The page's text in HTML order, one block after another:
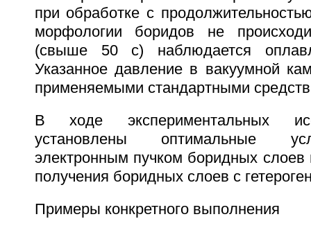
при обработке с
морфологии боридов не
(свыше 50 с) наблюдается
Указанное давление в вакуумной
применяемыми стандартными
В ходе экспериментальных
установлены оптимальные
электронным пучком боридных
получения боридных слоев с
Примеры конкретного выполнения